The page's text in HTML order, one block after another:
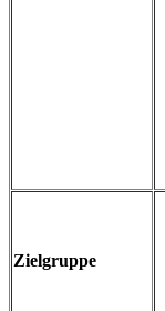
Zielgruppe